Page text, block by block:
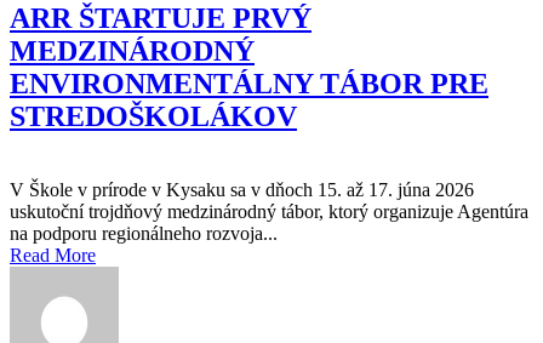
ARR ŠTARTUJE PRVÝ
MEDZINÁRODNÝ
ENVIRONMENTÁLNY TÁBOR PRE
STREDOŠKOLÁKOV
V Škole v prírode v Kysaku sa v dňoch 15. až 17. júna 2026
uskutoční trojdňový medzinárodný tábor, ktorý organizuje Agentúra
na podporu regionálneho rozvoja...
Read More